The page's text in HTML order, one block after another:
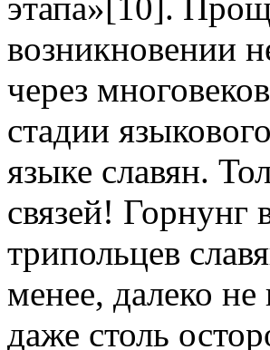
возникновении
через
стадии
языке славян.
связей! Горнунг
трипольцев
менее, далеко
даже столь